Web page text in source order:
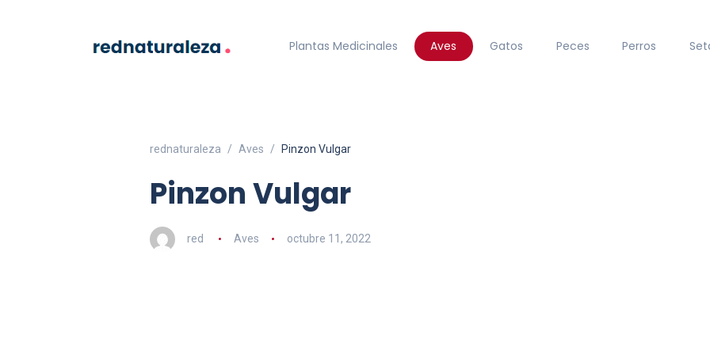
Plantas Medicinales Aves Gatos Peces Perros
rednaturaleza Aves Pinzon Vulgar
Pinzon Vulgar
red Aves octubre 11, 2022